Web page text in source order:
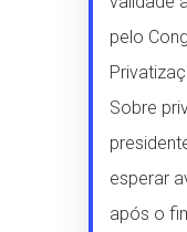
pelo
Sobre
esperar
após o